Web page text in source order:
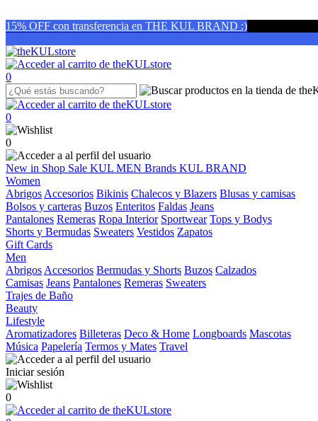
15% OFF con transferencia en THE KUL BRAND :)
0
0
0
New in Shop Sale KUL MEN Brands KUL BRAND
Women
Abrigos Accesorios Bikinis Chalecos y Blazers Blusas y camisas
Bolsos y carteras Buzos Enteritos Faldas Jeans
Pantalones Remeras Ropa Interior Sportwear Tops y Bodys
Shorts y Bermudas Sweaters Vestidos Zapatos
Gift Cards
Men
Abrigos Accesorios Bermudas y Shorts Buzos Calzados
Camisas Jeans Pantalones Remeras Sweaters
Trajes de Baño
Beauty
Lifestyle
Aromatizadores Billeteras Deco & Home Longboards Mascotas
Música Papelería Termos y Mates Travel
Iniciar sesión
0